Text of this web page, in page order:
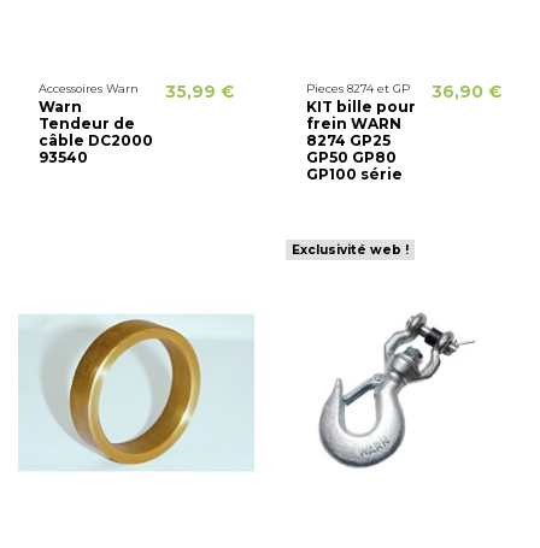
Accessoires Warn
Warn
Tendeur de
câble DC2000
93540
35,99 € Pieces 8274 et GP
KIT bille pour
frein WARN
8274 GP25
GP50 GP80
GP100 série
36,90 €
Exclusivité web !